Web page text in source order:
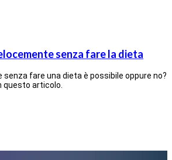
senza fare la dieta
senza fare una dieta è possibile oppure no?
questo articolo.